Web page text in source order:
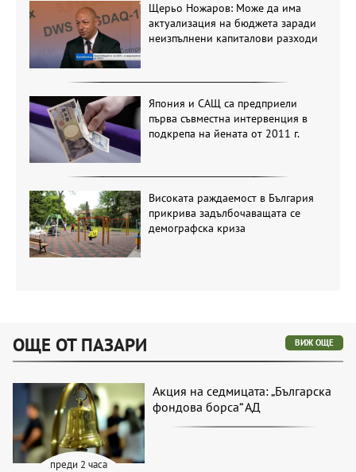
Щерьо Ножаров: Може да има
актуализация на бюджета заради
неизпълнени капиталови разходи
Япония и САЩ са предприели
първа съвместна интервенция в
подкрепа на йената от 2011 г.
Високата раждаемост в България
прикрива задълбочаващата се
демографска криза
ОЩЕ ОТ ПАЗАРИ ВИЖ ОЩЕ
преди 2 часа
Акция на седмицата: „Българска
фондова борса“ АД